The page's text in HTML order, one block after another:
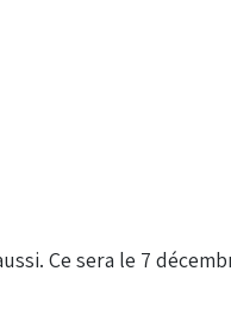
Ce sera le 7